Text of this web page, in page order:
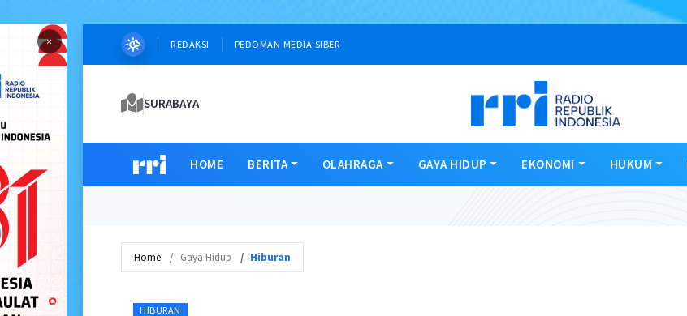
× REDAKSI PEDOMAN MEDIA SIBER
SURABAYA
HOME BERITA OLAHRAGA GAYA HIDUP EKONOMI HUKUM
Home Gaya Hidup Hiburan
HIBURAN